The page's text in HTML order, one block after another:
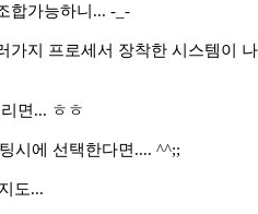
합가능하니... -_-
가지 프로세서 장착한 시스템이 나
면... ㅎㅎ
시에 선택한다면.... ^^;;
도...